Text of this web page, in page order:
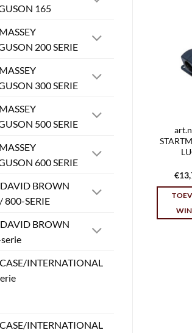
165
200 SERIE
300 SERIE
500 SERIE
600 SERIE
BROWN
800-SERIE
BROWN
INTERNATIONAL
INTERNATIONAL
€